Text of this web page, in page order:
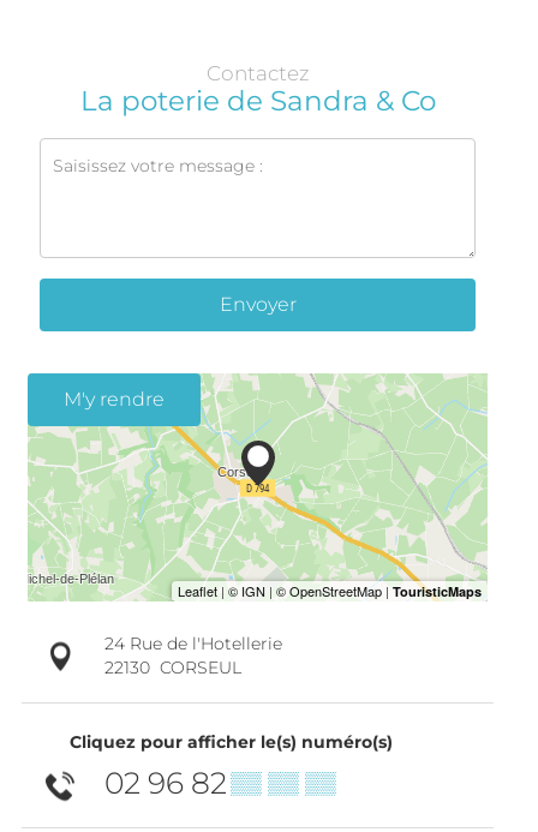
Contactez
La poterie de Sandra & Co
Envoyer
M'y rendre
24 Rue de l'Hotellerie
22130 CORSEUL
Cliquez pour afficher le(s) numéro(s)
02 96 82▒▒ ▒▒ ▒▒